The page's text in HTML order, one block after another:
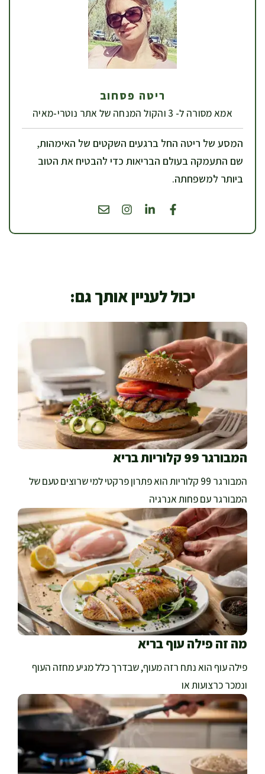
ריטה פסחוב
אמא מסורה ל- 3 והקול המנחה של אתר נוטרי-מאיה
המסע של ריטה החל ברגעים השקטים של האימהות,
שם התעמקה בעולם הבריאות כדי להבטיח את הטוב
ביותר למשפחתה.
יכול לעניין אותך גם:
המבורגר 99 קלוריות בריא
המבורגר 99 קלוריות הוא פתרון פרקטי למי שרוצים טעם של
המבורגר עם פחות אנרגיה
מה זה פילה עוף בריא
פילה עוף הוא נתח רזה מעוף, שבדרך כלל מגיע מחזה העוף
ונמכר כרצועות או